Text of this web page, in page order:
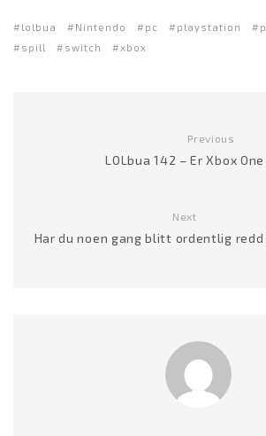
lolbua Nintendo pc playstation
spill
switch xbox
Previous
LOLbua 142 – Er Xbox
Next
Har du noen gang blitt ordentlig